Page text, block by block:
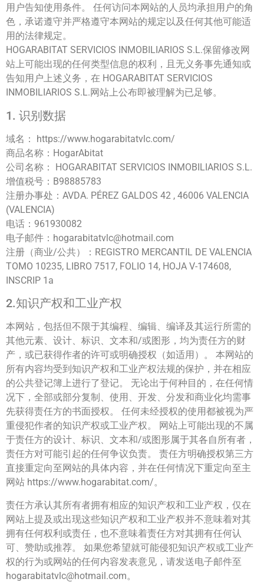
用户告知使用条件。 任何访问本网站的人员均承担用户的角
色，承诺遵守并严格遵守本网站的规定以及任何其他可能适
用的法律规定。
HOGARABITAT SERVICIOS INMOBILIARIOS S.L.保留修改网
站上可能出现的任何类型信息的权利，且无义务事先通知或
告知用户上述义务，在 HOGARABITAT SERVICIOS
INMOBILIARIOS S.L.网站上公布即被理解为已足够。
1. 识别数据
域名： https://www.hogarabitatvlc.com/
商品名称：HogarAbitat
公司名称： HOGARABITAT SERVICIOS INMOBILIARIOS S.L.
增值税号：B98885783
注册办事处：AVDA. PÉREZ GALDOS 42 , 46006 VALENCIA
(VALENCIA)
电话：961930082
电子邮件：hogarabitatvlc@hotmail.com
注册（商业/公共）：REGISTRO MERCANTIL DE VALENCIA
TOMO 10235, LIBRO 7517, FOLIO 14, HOJA V-174608,
INSCRIP 1a
2.知识产权和工业产权
本网站，包括但不限于其编程、编辑、编译及其运行所需的
其他元素、设计、标识、文本和/或图形，均为责任方的财
产，或已获得作者的许可或明确授权（如适用）。 本网站的
所有内容均受到知识产权和工业产权法规的保护，并在相应
的公共登记簿上进行了登记。 无论出于何种目的，在任何情
况下，全部或部分复制、使用、开发、分发和商业化均需事
先获得责任方的书面授权。 任何未经授权的使用都被视为严
重侵犯作者的知识产权或工业产权。 网站上可能出现的不属
于责任方的设计、标识、文本和/或图形属于其各自所有者，
责任方对可能引起的任何争议负责。 责任方明确授权第三方
直接重定向至网站的具体内容，并在任何情况下重定向至主
网站 https://www.hogarabitat.com/。
责任方承认其所有者拥有相应的知识产权和工业产权，仅在
网站上提及或出现这些知识产权和工业产权并不意味着对其
拥有任何权利或责任，也不意味着责任方对其拥有任何认
可、赞助或推荐。 如果您希望就可能侵犯知识产权或工业产
权的行为或网站的任何内容发表意见，请发送电子邮件至
hogarabitatvlc@hotmail.com。